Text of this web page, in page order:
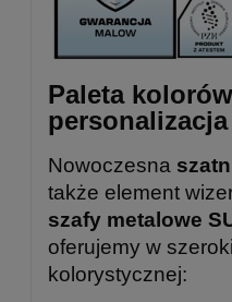
Paleta
personalizacja
Nowoczesna
także element
szafy metalowe
oferujemy w
kolorystycznej: